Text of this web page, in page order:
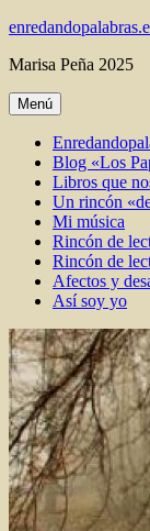
Ir
contenido
Marisa Peña 2025
Menú
Blog «Los
Libros que
Un rincón
Mi música
Rincón de
Rincón de
Afectos y
Así soy yo